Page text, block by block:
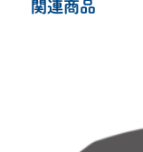
関連商品